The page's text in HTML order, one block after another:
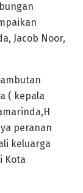
Jacob Noor,
( kepala
peranan
keluarga
Kota